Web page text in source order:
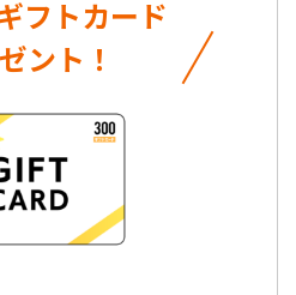
フトカード
ント！